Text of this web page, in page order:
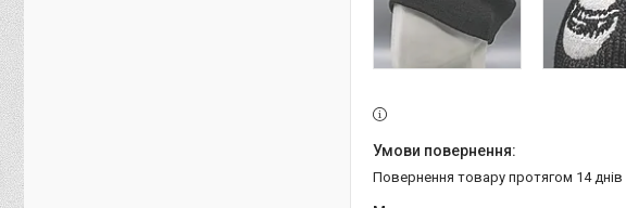
повернення товару протягом 14 днів